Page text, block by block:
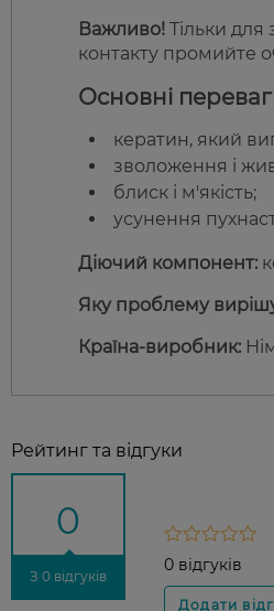
Важливо! Тільки для
контакту промийте
Основні
кератин, який
зволоження і
блиск і м'якість;
усунення
Діючий компонент:
Яку проблему
Країна-виробник:
Рейтинг та відгуки
0
З 0 відгуків
0 відгуків